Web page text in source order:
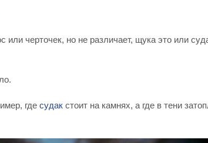
черточек, но не различает, щука это или
где судак стоит на камнях, а где в тени